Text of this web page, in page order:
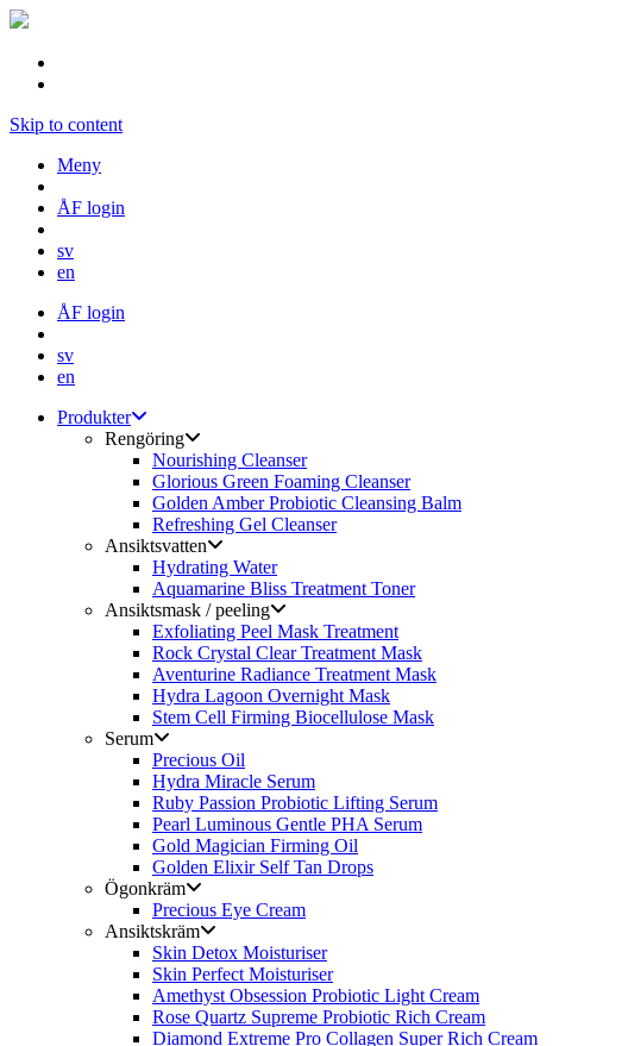
Skip to content
Meny
ÅF login
sv
en
ÅF login
sv
en
Produkter
Rengöring
Nourishing Cleanser
Glorious Green Foaming Cleanser
Golden Amber Probiotic Cleansing Balm
Refreshing Gel Cleanser
Ansiktsvatten
Hydrating Water
Aquamarine Bliss Treatment Toner
Ansiktsmask / peeling
Exfoliating Peel Mask Treatment
Rock Crystal Clear Treatment Mask
Aventurine Radiance Treatment Mask
Hydra Lagoon Overnight Mask
Stem Cell Firming Biocellulose Mask
Serum
Precious Oil
Hydra Miracle Serum
Ruby Passion Probiotic Lifting Serum
Pearl Luminous Gentle PHA Serum
Gold Magician Firming Oil
Golden Elixir Self Tan Drops
Ögonkräm
Precious Eye Cream
Ansiktskräm
Skin Detox Moisturiser
Skin Perfect Moisturiser
Amethyst Obsession Probiotic Light Cream
Rose Quartz Supreme Probiotic Rich Cream
Diamond Extreme Pro Collagen Super Rich Cream